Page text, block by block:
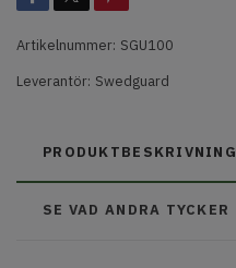
Artikelnummer: SGU100
Leverantör: Swedguard
PRODUKTBESKRIVNING
SE VAD ANDRA TYCKER